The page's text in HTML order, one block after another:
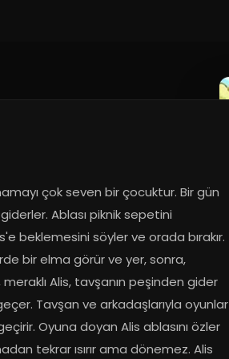
çok seven bir çocuktur. Bir gün
Ablası piknik sepetini
beklemesini söyler ve orada bırakır.
bir elma görür ve yer, sonra,
Alis, tavşanın peşinden gider
Tavşan ve arkadaşlarıyla oyunlar
Oyuna doyan Alis ablasını özler
tekrar ısırır ama dönemez. Alis